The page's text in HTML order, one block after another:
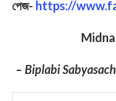
পেজ- https://
– Biplabi